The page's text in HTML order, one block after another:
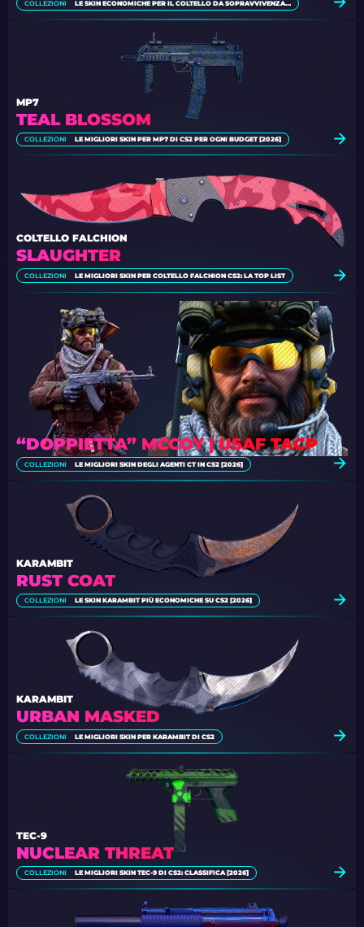
COLLEZIONI LE SKIN ECONOMICHE PER IL COLTELLO DA SOPRAVVIVENZA [2026]
TEAL BLOSSOM
MP7
COLLEZIONI LE MIGLIORI SKIN PER MP7 DI CS2 PER OGNI BUDGET [2026]
SLAUGHTER
COLTELLO FALCHION
COLLEZIONI LE MIGLIORI SKIN PER COLTELLO FALCHION CS2: LA TOP LIST
“DOPPIETTA” MCCOY | USAF TACP
COLLEZIONI LE MIGLIORI SKIN DEGLI AGENTI CT IN CS2 [2026]
RUST COAT
KARAMBIT
COLLEZIONI LE SKIN KARAMBIT PIÙ ECONOMICHE SU CS2 [2026]
URBAN MASKED
KARAMBIT
COLLEZIONI LE MIGLIORI SKIN PER KARAMBIT DI CS2
NUCLEAR THREAT
TEC-9
COLLEZIONI LE MIGLIORI SKIN TEC-9 DI CS2: CLASSIFICA [2026]